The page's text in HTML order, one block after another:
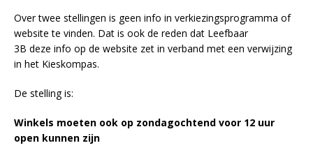
Over twee stellingen is geen info in verkiezingsprogramma of
website te vinden. Dat is ook de reden dat Leefbaar
3B deze info op de website zet in verband met een verwijzing
in het Kieskompas.
De stelling is:
Winkels moeten ook op zondagochtend voor 12 uur
open kunnen zijn